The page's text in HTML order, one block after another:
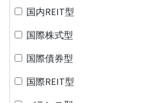
国内REIT型
国際株式型
国際債券型
国際REIT型